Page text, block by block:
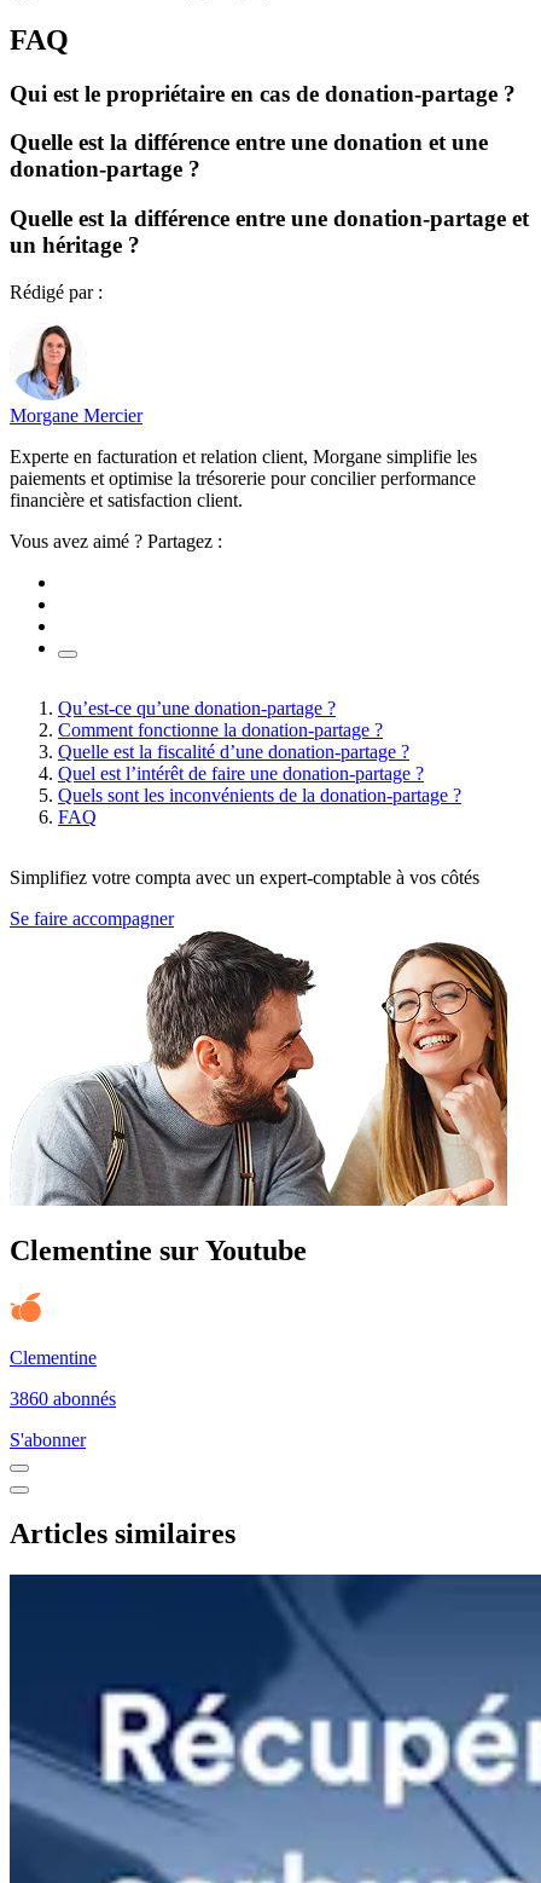
FAQ
Qui est le propriétaire en cas de donation-partage ?
Quelle est la différence entre une donation et une
donation-partage ?
Quelle est la différence entre une donation-partage et
un héritage ?
Rédigé par :
Morgane Mercier
Experte en facturation et relation client, Morgane simplifie les
paiements et optimise la trésorerie pour concilier performance
financière et satisfaction client.
Vous avez aimé ? Partagez :
Qu’est-ce qu’une donation-partage ?
Comment fonctionne la donation-partage ?
Quelle est la fiscalité d’une donation-partage ?
Quel est l’intérêt de faire une donation-partage ?
Quels sont les inconvénients de la donation-partage ?
FAQ
Simplifiez votre compta avec un expert-comptable à vos côtés
Se faire accompagner
Clementine sur Youtube
Clementine
3860 abonnés
S'abonner
Articles similaires